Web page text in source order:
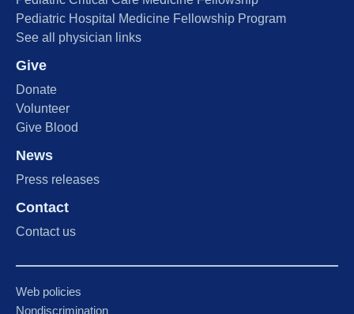
Pediatric Hospital Medicine Fellowship Program
See all physician links
Give
Donate
Volunteer
Give Blood
News
Press releases
Contact
Contact us
Web policies
Nondiscrimination